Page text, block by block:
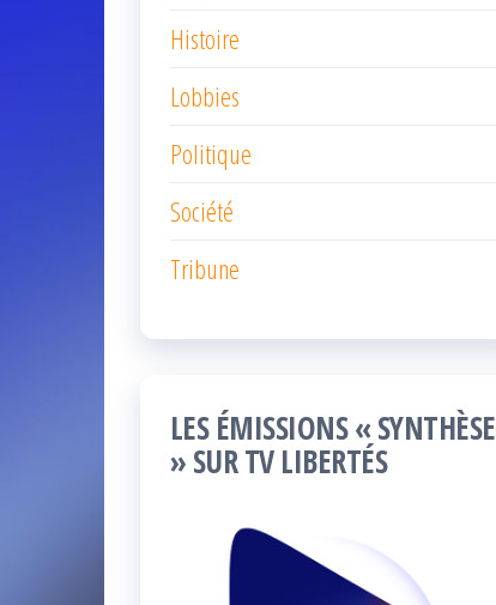
Histoire
Lobbies
Politique
Société
Tribune
LES ÉMISSIONS « SYNTHÈSE
» SUR TV LIBERTÉS